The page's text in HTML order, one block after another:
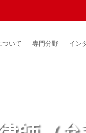
ついて 専門分野 イン